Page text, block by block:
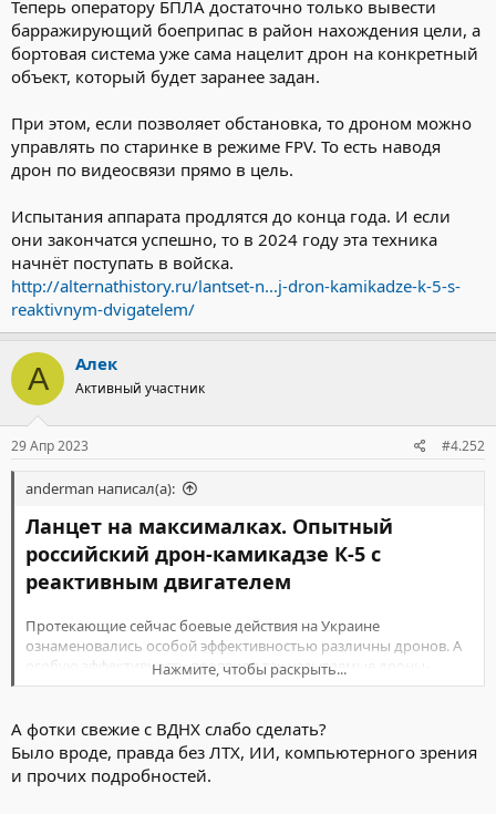
Теперь оператору БПЛА достаточно только вывести
барражирующий боеприпас в район нахождения цели, а
бортовая система уже сама нацелит дрон на конкретный
объект, который будет заранее задан.
При этом, если позволяет обстановка, то дроном можно
управлять по старинке в режиме FPV. То есть наводя
дрон по видеосвязи прямо в цель.
Испытания аппарата продлятся до конца года. И если
они закончатся успешно, то в 2024 году эта техника
начнёт поступать в войска.
http://alternathistory.ru/lantset-n...j-dron-kamikadze-k-5-s-
reaktivnym-dvigatelem/
А Алек
Активный участник
29 Апр 2023 #4.252
anderman написал(а):
Ланцет на максималках. Опытный
российский дрон-камикадзе К-5 с
реактивным двигателем
Протекающие сейчас боевые действия на Украине
ознаменовались особой эффективностью различны дронов. А
особую эффективность проявили так называемые дроны-
камикадзе, или барражирующие боеприпасы. Так количество
две сотни и стремительно приближается к третьей. По Гераням
такая статистика не ведётся, да и не охотится она за
отдельными боевыми машинами. Данные дроны заменили
собой крылатые ракеты, которые имеют приличную
Нажмите, чтобы раскрыть...
А фотки свежие с ВДНХ слабо сделать?
Было вроде, правда без ЛТХ, ИИ, компьютерного зрения
и прочих подробностей.